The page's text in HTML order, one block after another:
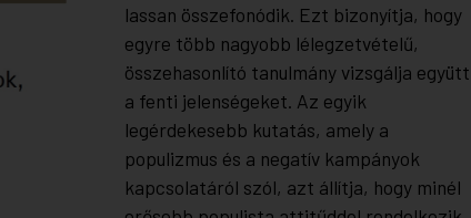
lassan összefonódik. Ezt bizonyítja, hogy
egyre több nagyobb lélegzetvételű,
összehasonlító tanulmány vizsgálja együtt
a fenti jelenségeket. Az egyik
legérdekesebb kutatás, amely a
populizmus és a negatív kampányok
kapcsolatáról szól, azt állítja, hogy minél